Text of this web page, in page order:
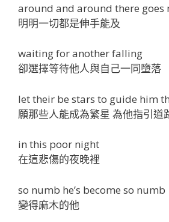
around and around there goes
明明一切都是伸手能及
waiting for another falling
卻選擇等待他人與自己一同墮落
let their be stars to guide him
願那些人能成為繁星 為他指引道
in this poor night
在這悲傷的夜晚裡
so numb he’s become so numb
變得麻木的他